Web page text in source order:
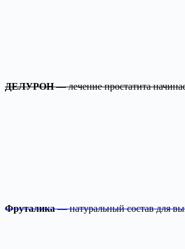
ДЕЛУРОН— лечение простатита
Фруталика— натуральный состав для